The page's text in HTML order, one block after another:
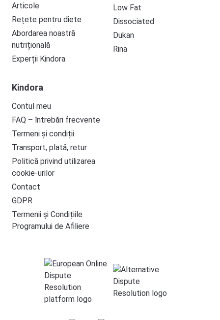
Articole
Rețete pentru diete
Abordarea noastră
nutrițională
Experții Kindora
Low Fat
Dissociated
Dukan
Rina
Kindora
Contul meu
FAQ – întrebări frecvente
Termeni și condiții
Transport, plată, retur
Politică privind utilizarea
cookie-urilor
Contact
GDPR
Termenii și Condițiile
Programului de Afiliere